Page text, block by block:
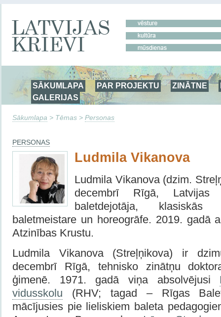
SĀKUMLAPA PAR PROJEKTU ZINĀTNE
GALERIJAS
Sākumlapa > Tēmas > Personas
PERSONAS
Ludmila Vikanova
Ludmila Vikanova (dzim.
decembrī Rīgā,
baletdejotāja, klasiskās
baletmeistare un horeogrāfe. 2019. gadā
Atzinības Krustu.
Ludmila Vikanova (Streļņikova) ir
decembrī Rīgā, tehnisko zinātņu
ģimenē. 1971. gadā viņa absolvējusi
vidusskolu (RHV; tagad – Rīgas
mācījusies pie lieliskiem baleta